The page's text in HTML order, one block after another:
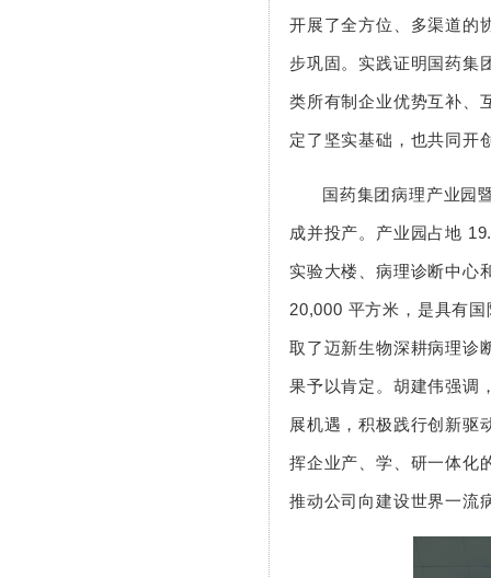
开展了全方位、多渠道的
步巩固。实践证明国药集
类所有制企业优势互补、
定了坚实基础，也共同开
国药集团病理产业园
成并投产。产业园占地
实验大楼、病理诊断中心
20,000 平方米，是具有
取了迈新生物深耕病理诊
果予以肯定。胡建伟强调
展机遇，积极践行创新驱
挥企业产、学、研一体化
推动公司向建设世界一流